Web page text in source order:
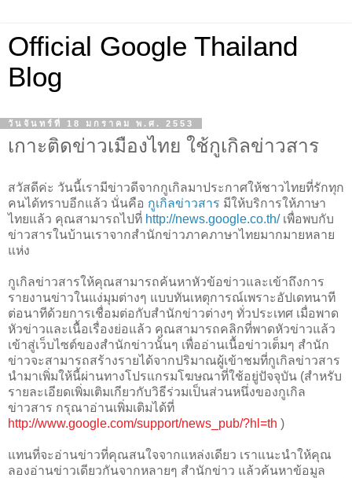
Official Google Thailand
Blog
วันจันทร์ที่ 18 มกราคม พ.ศ. 2553
เกาะติดข่าวเมืองไทย ใช้กูเกิลข่าวสาร
สวัสดีค่ะ วันนี้เรามีข่าวดีจากกูเกิลมาประกาศให้ชาวไทยที่รักทุก
คนได้ทราบอีกแล้ว นั่นคือ กูเกิลข่าวสาร มีให้บริการให้ภาษา
ไทยแล้ว คุณสามารถไปที่ http://news.google.co.th/เพื่อพบกับ
ข่าวสารในบ้านเราจากสำนักข่าวภาคภาษาไทยมากมายหลาย
แห่ง
กูเกิลข่าวสารให้คุณสามารถค้นหาหัวข้อข่าวและเข้าถึงการ
รายงานข่าวในแง่มุมต่างๆ แบบทันเหตุการณ์เพราะอัปเดทนาที
ต่อนาทีด้วยการเชื่อมต่อกับสำนักข่าวต่างๆ ทั่วประเทศ เมื่อพาด
หัวข่าวและเนื้อเรื่องย่อแล้ว คุณสามารถคลิกที่พาดหัวข่าวแล้ว
เข้าสู่เว็บไซต์ของสำนักข่าวนั้นๆ เพื่ออ่านเนื้อข่าวเต็มๆ สำนัก
ข่าวจะสามารถสร้างรายได้จากปริมาณผู้เข้าชมที่กูเกิลข่าวสาร
นำมาเพิ่มให้นี้ผ่านทางโปรแกรมโฆษณาที่ใช้อยู่ปัจจุบัน (สำหรับ
รายละเอียดเพิ่มเติมเกียวกับวิธีร่วมเป็นส่วนหนึ่งของกูเกิล
ข่าวสาร กรุณาอ่านเพิ่มเติมได้ที่
http://www.google.com/support/news_pub/?hl=th )
แทนที่จะอ่านข่าวที่คุณสนใจจากแหล่งเดียว เราแนะนำให้คุณ
ลองอ่านข่าวเดียวกันจากหลายๆ สำนักข่าว แล้วค้นหาข้อมูล